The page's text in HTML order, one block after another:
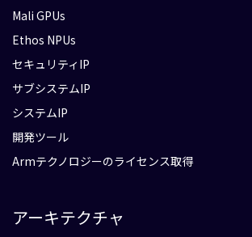
Mali GPUs
Ethos NPUs
セキュリティIP
サブシステムIP
システムIP
開発ツール
Armテクノロジーのライセンス取得
アーキテクチャ